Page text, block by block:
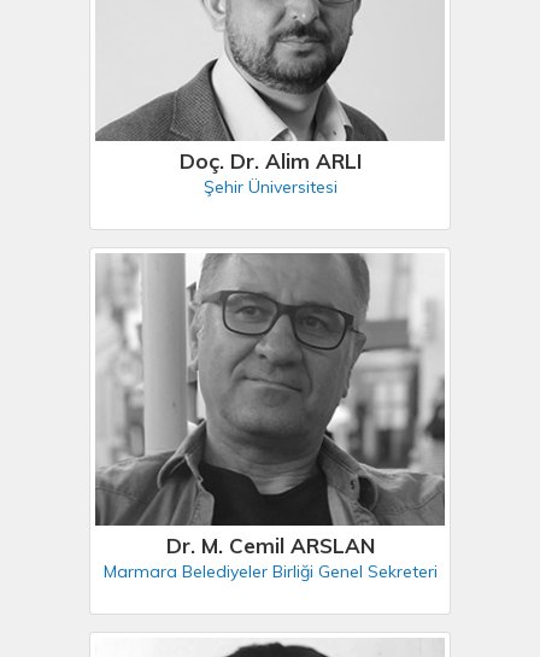
Doç. Dr. Alim ARLI
Şehir Üniversitesi
Dr. M. Cemil ARSLAN
Marmara Belediyeler Birliği Genel Sekreteri